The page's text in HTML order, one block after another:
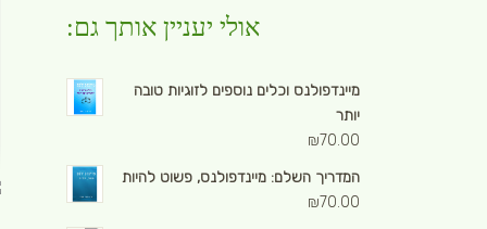
אולי יעניין אותך גם:
מיינדפולנס וכלים נוספים לזוגיות טובה
יותר
₪70.00
המדריך השלם: מיינדפולנס, פשוט להיות
₪70.00